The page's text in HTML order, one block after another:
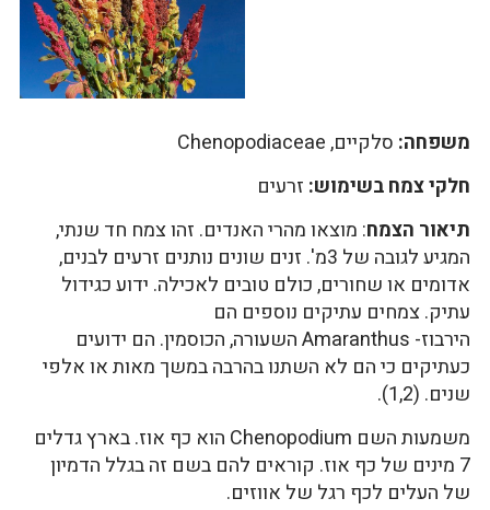
משפחה: סלקיים, Chenopodiaceae
חלקי צמח בשימוש: זרעים
תיאור הצמח: מוצאו מהרי האנדים. זהו צמח חד שנתי,
המגיע לגובה של 3מ'. זנים שונים נותנים זרעים לבנים,
אדומים או שחורים, כולם טובים לאכילה. ידוע כגידול
עתיק. צמחים עתיקים נוספים הם
הירבוז- Amaranthus השעורה, הכוסמין. הם ידועים
כעתיקים כי הם לא השתנו בהרבה במשך מאות או אלפי
שנים. (1,2).
משמעות השם Chenopodium הוא כף אוז. בארץ גדלים
7 מינים של כף אוז. קוראים להם בשם זה בגלל הדמיון
של העלים לכף רגל של אווזים.